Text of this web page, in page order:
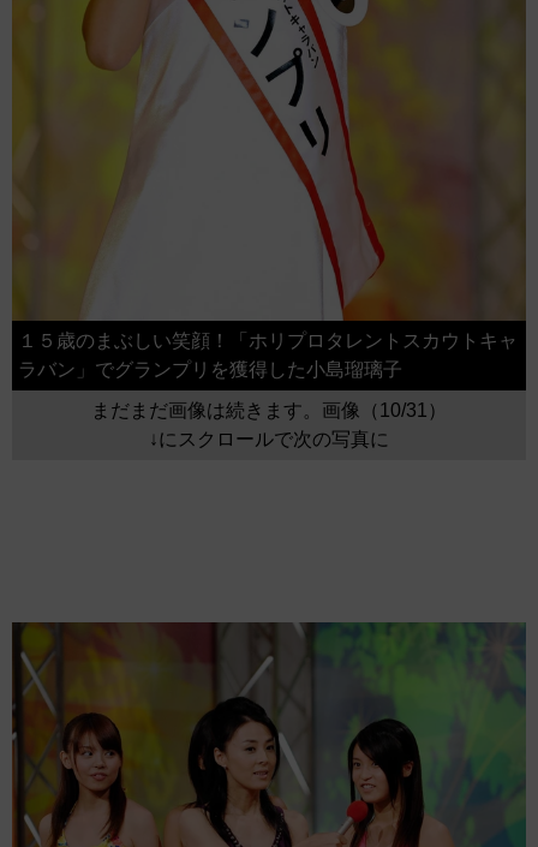
１５歳のまぶしい笑顔！「ホリプロタレントスカウトキャ
ラバン」でグランプリを獲得した小島瑠璃子
まだまだ画像は続きます。画像（10/31）
↓にスクロールで次の写真に